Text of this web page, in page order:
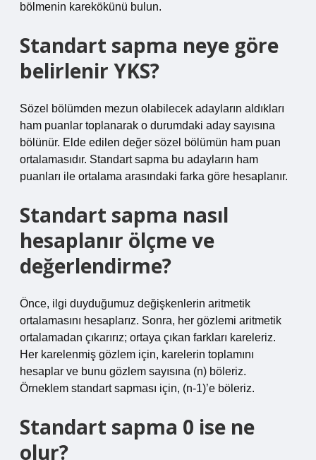
bölmenin karekökünü bulun.
Standart sapma neye göre
belirlenir YKS?
Sözel bölümden mezun olabilecek adayların aldıkları
ham puanlar toplanarak o durumdaki aday sayısına
bölünür. Elde edilen değer sözel bölümün ham puan
ortalamasıdır. Standart sapma bu adayların ham
puanları ile ortalama arasındaki farka göre hesaplanır.
Standart sapma nasıl
hesaplanır ölçme ve
değerlendirme?
Önce, ilgi duyduğumuz değişkenlerin aritmetik
ortalamasını hesaplarız. Sonra, her gözlemi aritmetik
ortalamadan çıkarırız; ortaya çıkan farkları kareleriz.
Her karelenmiş gözlem için, karelerin toplamını
hesaplar ve bunu gözlem sayısına (n) böleriz.
Örneklem standart sapması için, (n-1)’e böleriz.
Standart sapma 0 ise ne
olur?